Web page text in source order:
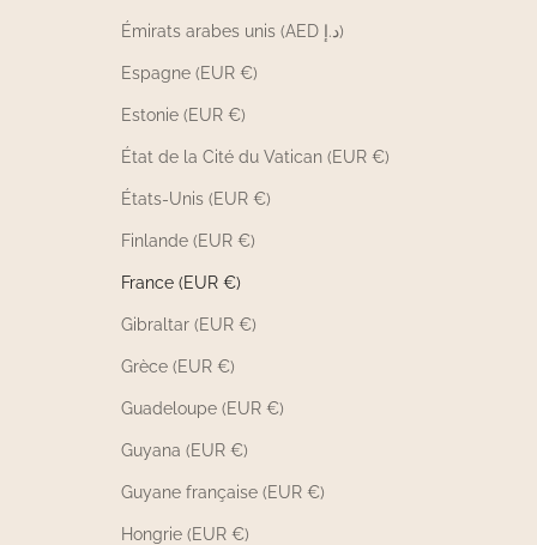
Émirats arabes unis (AED د.إ)
Espagne (EUR €)
Estonie (EUR €)
État de la Cité du Vatican (EUR €)
États-Unis (EUR €)
Finlande (EUR €)
France (EUR €)
Gibraltar (EUR €)
Grèce (EUR €)
Guadeloupe (EUR €)
Guyana (EUR €)
Guyane française (EUR €)
Hongrie (EUR €)